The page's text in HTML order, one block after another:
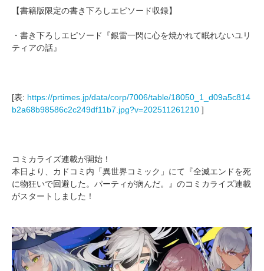
【書籍版限定の書き下ろしエピソード収録】
・書き下ろしエピソード『銀雷一閃に心を焼かれて眠れないユリ
ティアの話』
[表: https://prtimes.jp/data/corp/7006/table/18050_1_d09a5c814
b2a68b98586c2c249df11b7.jpg?v=202511261210 ]
コミカライズ連載が開始！
本日より、カドコミ内「異世界コミック」にて『全滅エンドを死
に物狂いで回避した。パーティが病んだ。』のコミカライズ連載
がスタートしました！